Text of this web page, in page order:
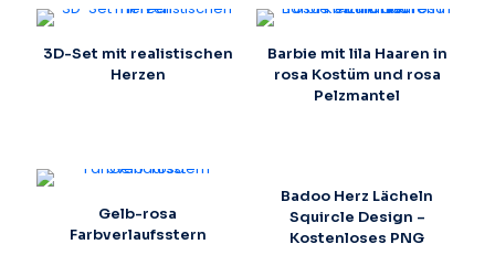
3D-Set mit realistischen
Herzen
Barbie mit lila Haaren in
rosa Kostüm und rosa
Pelzmantel
Gelb-rosa
Farbverlaufsstern
Badoo Herz Lächeln
Squircle Design –
Kostenloses PNG